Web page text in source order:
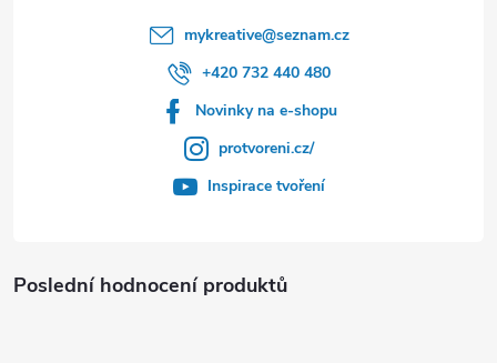
Poslední hodnocení produktů
mykreative@seznam.cz
+420 732 440 480
Novinky na e-shopu
protvoreni.cz/
Inspirace tvoření